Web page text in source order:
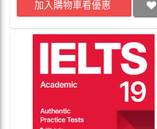
加入購物車看優惠